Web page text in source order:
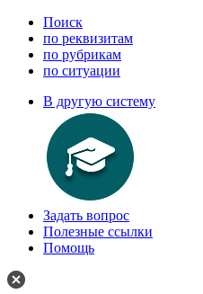
Поиск
по реквизитам
по рубрикам
по ситуации
В другую систему
Задать вопрос
Полезные ссылки
Помощь